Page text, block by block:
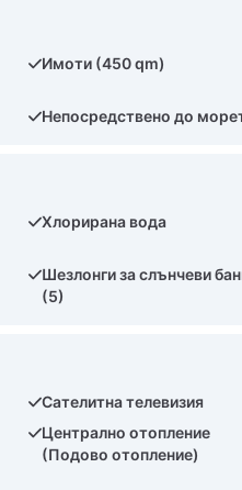
Имоти (450 qm)
Непосредствено до
Хлорирана вода
Шезлонги за слънчеви
(5)
Сателитна телевизия
Централно отопление
(Подово отопление)